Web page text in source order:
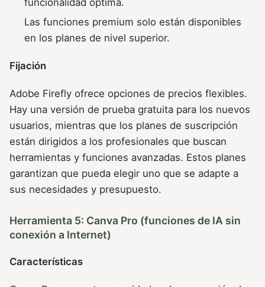
funcionalidad óptima.
Las funciones premium solo están disponibles
en los planes de nivel superior.
Fijación
Adobe Firefly ofrece opciones de precios flexibles.
Hay una versión de prueba gratuita para los nuevos
usuarios, mientras que los planes de suscripción
están dirigidos a los profesionales que buscan
herramientas y funciones avanzadas. Estos planes
garantizan que pueda elegir uno que se adapte a
sus necesidades y presupuesto.
Herramienta 5: Canva Pro (funciones de IA sin
conexión a Internet)
Características